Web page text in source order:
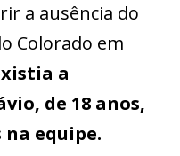
a ausência do
Colorado em
a
de 18 anos,
equipe.